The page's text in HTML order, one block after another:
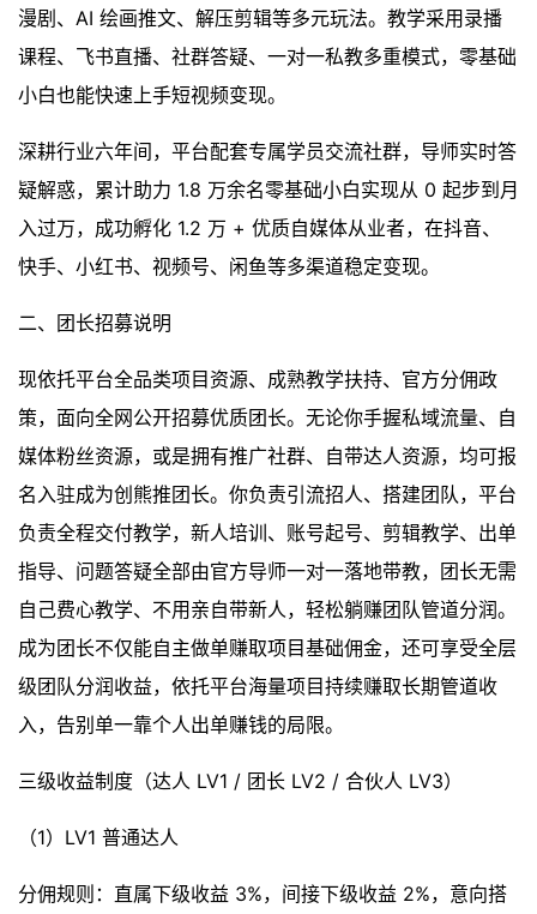
漫剧、AI 绘画推文、解压剪辑等多元玩法。教学采用录播
课程、飞书直播、社群答疑、一对一私教多重模式，零基础
小白也能快速上手短视频变现。
深耕行业六年间，平台配套专属学员交流社群，导师实时答
疑解惑，累计助力 1.8 万余名零基础小白实现从 0 起步到月
入过万，成功孵化 1.2 万 + 优质自媒体从业者，在抖音、
快手、小红书、视频号、闲鱼等多渠道稳定变现。
二、团长招募说明
现依托平台全品类项目资源、成熟教学扶持、官方分佣政
策，面向全网公开招募优质团长。无论你手握私域流量、自
媒体粉丝资源，或是拥有推广社群、自带达人资源，均可报
名入驻成为创熊推团长。你负责引流招人、搭建团队，平台
负责全程交付教学，新人培训、账号起号、剪辑教学、出单
指导、问题答疑全部由官方导师一对一落地带教，团长无需
自己费心教学、不用亲自带新人，轻松躺赚团队管道分润。
成为团长不仅能自主做单赚取项目基础佣金，还可享受全层
级团队分润收益，依托平台海量项目持续赚取长期管道收
入，告别单一靠个人出单赚钱的局限。
三级收益制度（达人 LV1 / 团长 LV2 / 合伙人 LV3）
（1）LV1 普通达人
分佣规则：直属下级收益 3%，间接下级收益 2%，意向搭